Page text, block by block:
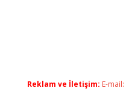
Reklam ve İletişim: E-mail: